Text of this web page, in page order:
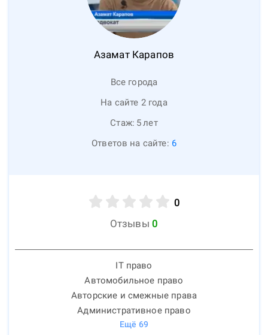
Азамат Карапов
Все города
На сайте 2 года
Стаж: 5лет
Ответов на сайте: 6
0
Отзывы 0
IT право
Автомобильное право
Авторские и смежные права
Административное право
Ещё 69